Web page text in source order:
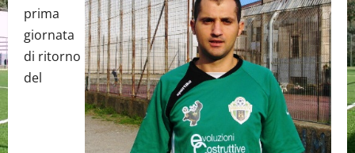
prima
giornata
di ritorno
del